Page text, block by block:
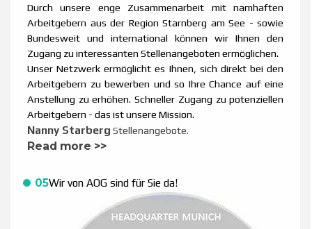
Durch unsere enge Zusammenarbeit mit namhaften
Arbeitgebern aus der Region Starnberg am See - sowie
Bundesweit und international können wir Ihnen den
Zugang zu interessanten Stellenangeboten ermöglichen.
Unser Netzwerk ermöglicht es Ihnen, sich direkt bei den
Arbeitgebern zu bewerben und so Ihre Chance auf eine
Anstellung zu erhöhen. Schneller Zugang zu potenziellen
Arbeitgebern - das ist unsere Mission.
Nanny Starberg Stellenangebote.
Read more >>
05Wir von AOG sind für Sie da!